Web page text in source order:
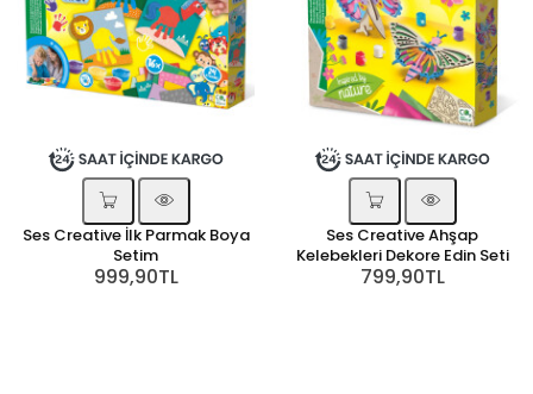
Ses Creative İlk Parmak Boya
Setim
999,90TL
Ses Creative Ahşap
Kelebekleri Dekore Edin Seti
799,90TL